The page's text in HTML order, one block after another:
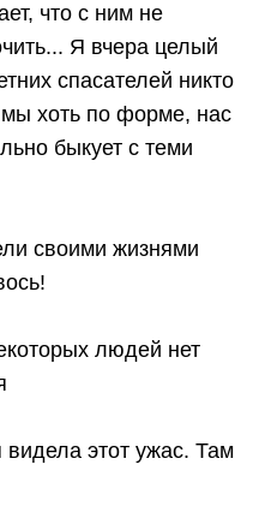
что с ним не
Я вчера целый
спасателей никто
мы хоть по форме, нас
быкует с теми
своими жизнями
людей нет
этот ужас. Там